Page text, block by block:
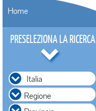
Home
PRESELEZIONA LA RICERCA
Italia